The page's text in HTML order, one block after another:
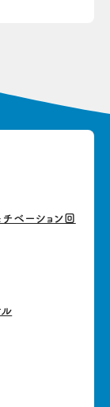
ベーション回